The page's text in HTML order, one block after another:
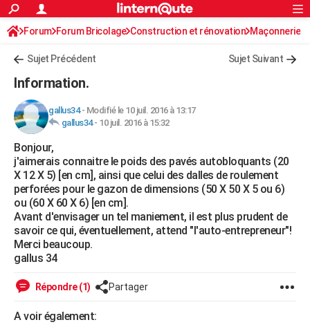
ACTUALITÉS
Politique
Société
Faits Divers
Education
Monde
Villes
+
FINANCE
Retraite
Impôts
Epargne
Immobilier
Risques naturels par ville
Banque
Assurance
Crédit
AUTO
Essais
Réserver un essai
Citadines
Berlines
SUV
Forum auto
+HIGH-TECH
Mobiles
Meilleur smartphone
Internet
Ordinateurs
Jeux vidéo
Guide high-tech
+BRICOLAGE
Forum
Aménagement intérieur
Extérieur
Cuisine
Salle de bains
Jardinage
Rangement
WEEK-END
Guides de France
Escapades
Patrimoine
Expositions
Musées
Week-end nature
+LIFESTYLE
Art de vivre
Bien-être
Loisirs
ModeModes de vie
Alimentation
Guide de la santé
Maladies
Médicaments
Sommeil
Destinations
City break
Voyage nature
Voyage de noces
Forum
Climat
+
Rechercher
S'inscrire
Connexion
Forum Forum Bricolage Construction et rénovation Maçonnerie
Sujet Précédent Sujet Suivant
Information.
gallus34- Modifié le 10 juil. 2016 à 13:17
gallus34- 10 juil. 2016 à 15:32
Bonjour,
j'aimerais connaitre le poids des pavés autobloquants (20
X 12 X 5) [en cm], ainsi que celui des dalles de roulement
perforées pour le gazon de dimensions (50 X 50 X 5 ou 6)
ou (60 X 60 X 6) [en cm].
Avant d'envisager un tel maniement, il est plus prudent de
savoir ce qui, éventuellement, attend "l'auto-entrepreneur"!
Merci beaucoup.
gallus 34
Répondre (1) Partager
A voir également: